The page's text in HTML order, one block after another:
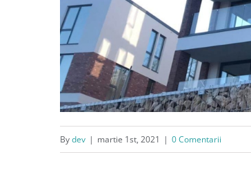
Bydev | martie 1st, 2021 | 0 Comentarii